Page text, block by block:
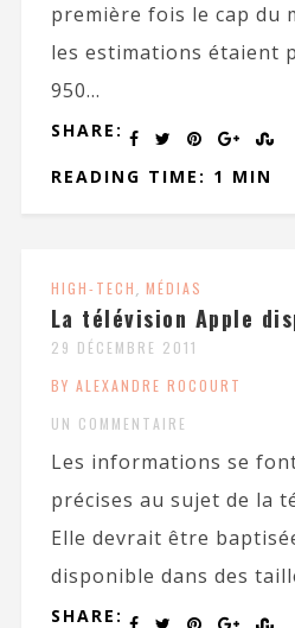
première fois le cap du
les estimations étaient
950...
SHARE:
READING TIME: 1 MIN
HIGH-TECH, MÉDIAS
La télévision Apple
29 DÉCEMBRE 2011
BY ALEXANDRE ROCOURT
UN COMMENTAIRE
Les informations se
précises au sujet de la
Elle devrait être
disponible dans des
SHARE: